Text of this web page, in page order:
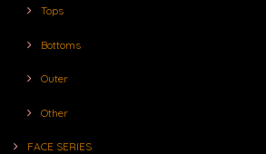
Tops
Bottoms
Outer
Other
FACE SERIES